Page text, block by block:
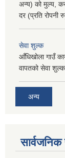
अन्य) को मुल्य, कर
दर (प्रति रोपनी
सेवा शुल्क
आँधिखोला गाउँ
वापतको सेवा
अन्य